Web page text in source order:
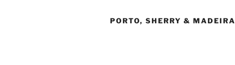
PORTO, SHERRY & MADEIRA